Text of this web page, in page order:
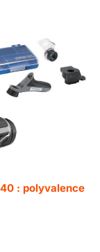
: polyvalence